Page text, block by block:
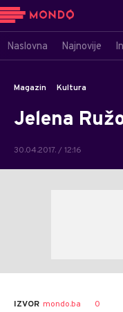
Naslovna Najnovije
Magazin Kultura
Jelena
30.04.2017. / 12:16
AUTOR Volaš
IZVOR mondo.ba 0